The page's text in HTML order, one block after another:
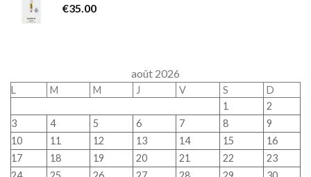
€35.00
août 2026
L M M J V S
D
1
2
3
4 5 6 7 8
9
10
11 12 13 14 15
16
17
18 19 20 21 22
23